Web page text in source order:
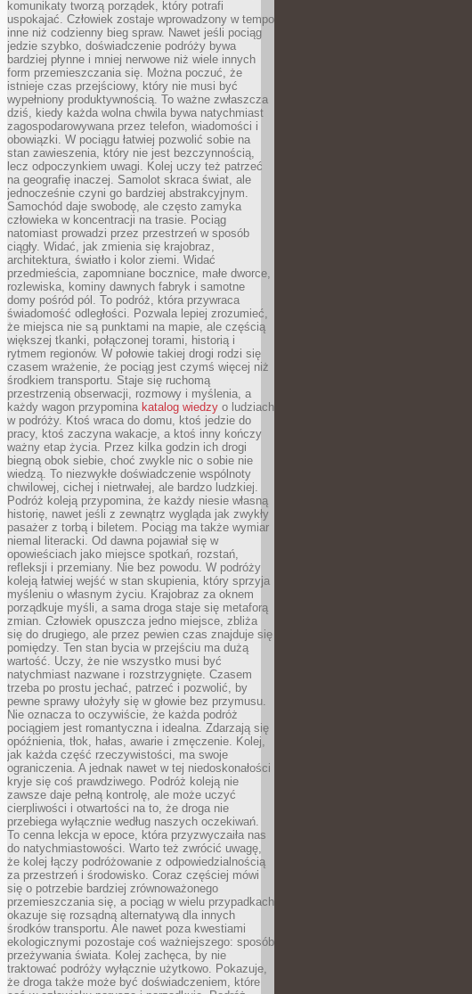
komunikaty tworzą porządek, który potrafi
uspokajać. Człowiek zostaje wprowadzony w tempo
inne niż codzienny bieg spraw. Nawet jeśli pociąg
jedzie szybko, doświadczenie podróży bywa
bardziej płynne i mniej nerwowe niż wiele innych
form przemieszczania się. Można poczuć, że
istnieje czas przejściowy, który nie musi być
wypełniony produktywnością. To ważne zwłaszcza
dziś, kiedy każda wolna chwila bywa natychmiast
zagospodarowywana przez telefon, wiadomości i
obowiązki. W pociągu łatwiej pozwolić sobie na
stan zawieszenia, który nie jest bezczynnością,
lecz odpoczynkiem uwagi. Kolej uczy też patrzeć
na geografię inaczej. Samolot skraca świat, ale
jednocześnie czyni go bardziej abstrakcyjnym.
Samochód daje swobodę, ale często zamyka
człowieka w koncentracji na trasie. Pociąg
natomiast prowadzi przez przestrzeń w sposób
ciągły. Widać, jak zmienia się krajobraz,
architektura, światło i kolor ziemi. Widać
przedmieścia, zapomniane bocznice, małe dworce,
rozlewiska, kominy dawnych fabryk i samotne
domy pośród pól. To podróż, która przywraca
świadomość odległości. Pozwala lepiej zrozumieć,
że miejsca nie są punktami na mapie, ale częścią
większej tkanki, połączonej torami, historią i
rytmem regionów. W połowie takiej drogi rodzi się
czasem wrażenie, że pociąg jest czymś więcej niż
środkiem transportu. Staje się ruchomą
przestrzenią obserwacji, rozmowy i myślenia, a
każdy wagon przypomina katalog wiedzy o ludziach
w podróży. Ktoś wraca do domu, ktoś jedzie do
pracy, ktoś zaczyna wakacje, a ktoś inny kończy
ważny etap życia. Przez kilka godzin ich drogi
biegną obok siebie, choć zwykle nic o sobie nie
wiedzą. To niezwykłe doświadczenie wspólnoty
chwilowej, cichej i nietrwałej, ale bardzo ludzkiej.
Podróż koleją przypomina, że każdy niesie własną
historię, nawet jeśli z zewnątrz wygląda jak zwykły
pasażer z torbą i biletem. Pociąg ma także wymiar
niemal literacki. Od dawna pojawiał się w
opowieściach jako miejsce spotkań, rozstań,
refleksji i przemiany. Nie bez powodu. W podróży
koleją łatwiej wejść w stan skupienia, który sprzyja
myśleniu o własnym życiu. Krajobraz za oknem
porządkuje myśli, a sama droga staje się metaforą
zmian. Człowiek opuszcza jedno miejsce, zbliża
się do drugiego, ale przez pewien czas znajduje się
pomiędzy. Ten stan bycia w przejściu ma dużą
wartość. Uczy, że nie wszystko musi być
natychmiast nazwane i rozstrzygnięte. Czasem
trzeba po prostu jechać, patrzeć i pozwolić, by
pewne sprawy ułożyły się w głowie bez przymusu.
Nie oznacza to oczywiście, że każda podróż
pociągiem jest romantyczna i idealna. Zdarzają się
opóźnienia, tłok, hałas, awarie i zmęczenie. Kolej,
jak każda część rzeczywistości, ma swoje
ograniczenia. A jednak nawet w tej niedoskonałości
kryje się coś prawdziwego. Podróż koleją nie
zawsze daje pełną kontrolę, ale może uczyć
cierpliwości i otwartości na to, że droga nie
przebiega wyłącznie według naszych oczekiwań.
To cenna lekcja w epoce, która przyzwyczaiła nas
do natychmiastowości. Warto też zwrócić uwagę,
że kolej łączy podróżowanie z odpowiedzialnością
za przestrzeń i środowisko. Coraz częściej mówi
się o potrzebie bardziej zrównoważonego
przemieszczania się, a pociąg w wielu przypadkach
okazuje się rozsądną alternatywą dla innych
środków transportu. Ale nawet poza kwestiami
ekologicznymi pozostaje coś ważniejszego: sposób
przeżywania świata. Kolej zachęca, by nie
traktować podróży wyłącznie użytkowo. Pokazuje,
że droga także może być doświadczeniem, które